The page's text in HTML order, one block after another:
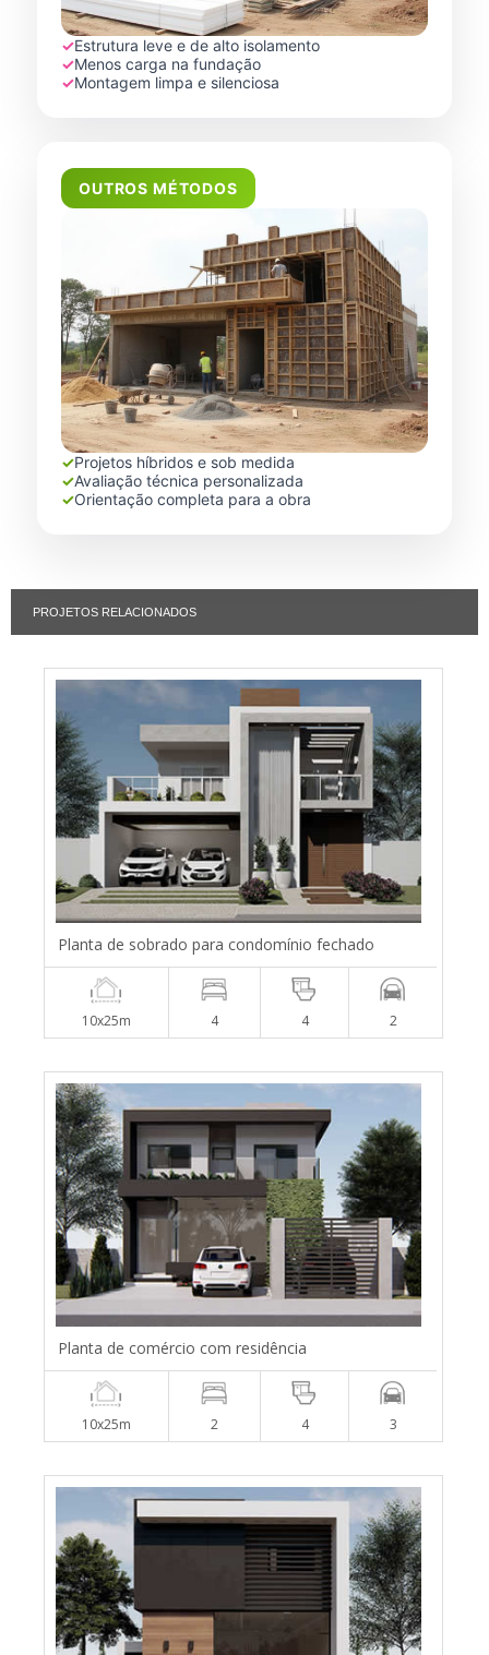
✓Estrutura leve e de alto isolamento
✓Menos carga na fundação
✓Montagem limpa e silenciosa
OUTROS MÉTODOS
✓Projetos híbridos e sob medida
✓Avaliação técnica personalizada
✓Orientação completa para a obra
PROJETOS RELACIONADOS
Planta de sobrado para condomínio fechado
10x25m 4 4 2
Planta de comércio com residência
10x25m 2 4 3